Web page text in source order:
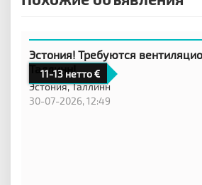
11-13 нетто
Эстония! Требуются
Таллинн!
Эстония,Таллинн
30-07-2026, 12:49